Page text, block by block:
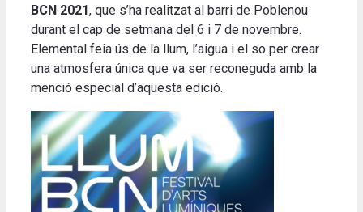
BCN 2021, que s’ha realitzat al barri de Poblenou
durant el cap de setmana del 6 i 7 de novembre.
Elemental feia ús de la llum, l’aigua i el so per crear
una atmosfera única que va ser reconeguda amb la
menció especial d’aquesta edició.